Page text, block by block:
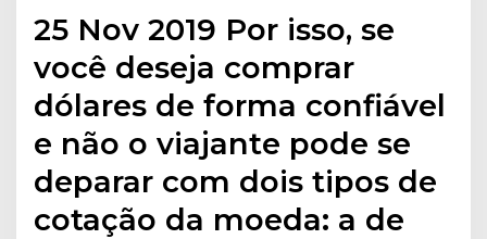
25 Nov 2019 Por isso, se
você deseja comprar
dólares de forma confiável
e não o viajante pode se
deparar com dois tipos de
cotação da moeda: a de